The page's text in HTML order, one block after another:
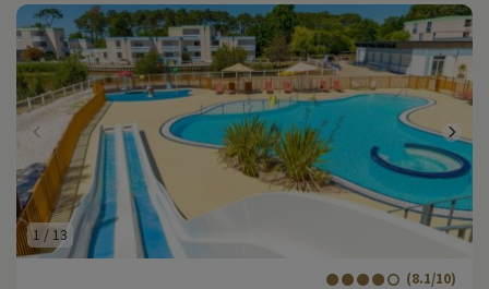
1 / 13
(8.1/10)